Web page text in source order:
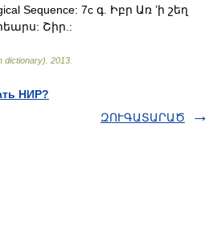
Sequence: 7c գ. Իբր Առ ʼի շեղ
Շիր.:
2013
НИР?
ԶՈՒԳԱՏԱՐԱԾ